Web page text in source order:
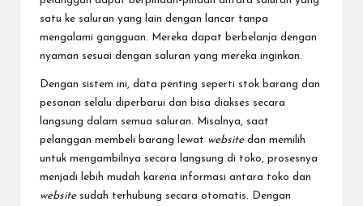
satu ke saluran yang lain dengan lancar tanpa
mengalami gangguan. Mereka dapat berbelanja dengan
nyaman sesuai dengan saluran yang mereka inginkan.
Dengan sistem ini, data penting seperti stok barang dan
pesanan selalu diperbarui dan bisa diakses secara
langsung dalam semua saluran. Misalnya, saat
pelanggan membeli barang lewat website dan memilih
untuk mengambilnya secara langsung di toko, prosesnya
menjadi lebih mudah karena informasi antara toko dan
website sudah terhubung secara otomatis. Dengan